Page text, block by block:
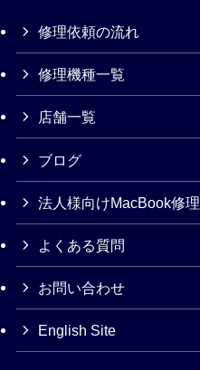
修理依頼の流れ
修理機種一覧
店舗一覧
ブログ
法人様向けMacBook修理
よくある質問
お問い合わせ
English Site